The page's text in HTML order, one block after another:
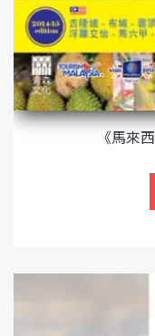
《馬來